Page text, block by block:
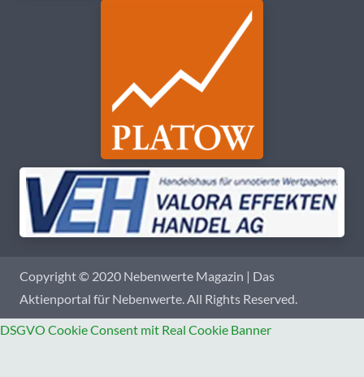
Copyright © 2020 Nebenwerte Magazin | Das
Aktienportal für Nebenwerte. All Rights Reserved.
DSGVO Cookie Consent mit Real Cookie Banner